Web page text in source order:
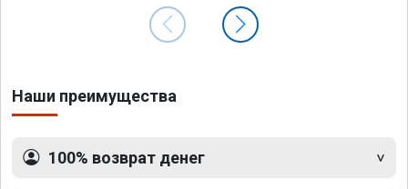
Наши преимущества
100% возврат денег